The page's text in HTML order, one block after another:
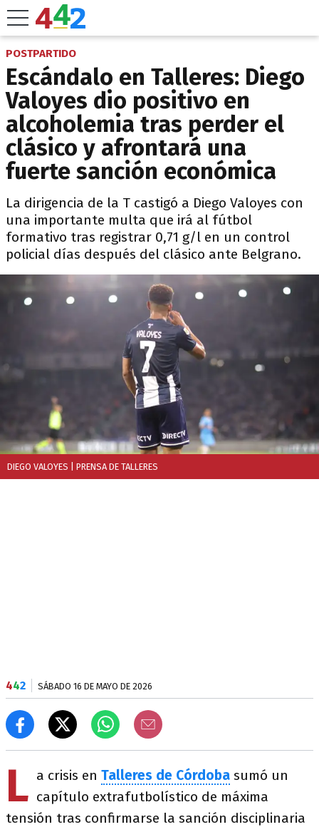
POSTPARTIDO
Escándalo en Talleres: Diego
Valoyes dio positivo en
alcoholemia tras perder el
clásico y afrontará una
fuerte sanción económica
La dirigencia de la T castigó a Diego Valoyes con
una importante multa que irá al fútbol
formativo tras registrar 0,71 g/l en un control
policial días después del clásico ante Belgrano.
DIEGO VALOYES | PRENSA DE TALLERES
442 SÁBADO 16 DE MAYO DE 2026
L a crisis en Talleres de Córdoba sumó un
capítulo extrafutbolístico de máxima
tensión tras confirmarse la sanción disciplinaria